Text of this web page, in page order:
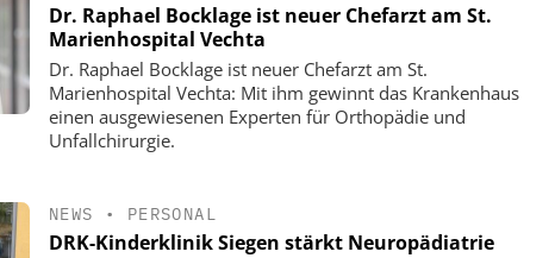
Dr. Raphael Bocklage ist neuer Chefarzt am St.
Marienhospital Vechta
Dr. Raphael Bocklage ist neuer Chefarzt am St.
Marienhospital Vechta: Mit ihm gewinnt das Krankenhaus
einen ausgewiesenen Experten für Orthopädie und
Unfallchirurgie.
NEWS • PERSONAL
DRK-Kinderklinik Siegen stärkt Neuropädiatrie